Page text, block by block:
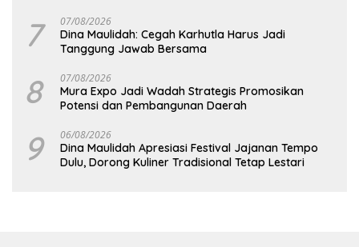
7 07/08/2026
Dina Maulidah: Cegah Karhutla Harus Jadi
Tanggung Jawab Bersama
8 07/08/2026
Mura Expo Jadi Wadah Strategis Promosikan
Potensi dan Pembangunan Daerah
9 06/08/2026
Dina Maulidah Apresiasi Festival Jajanan Tempo
Dulu, Dorong Kuliner Tradisional Tetap Lestari